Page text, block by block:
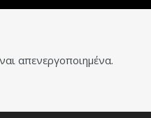
απενεργοποιημένα.